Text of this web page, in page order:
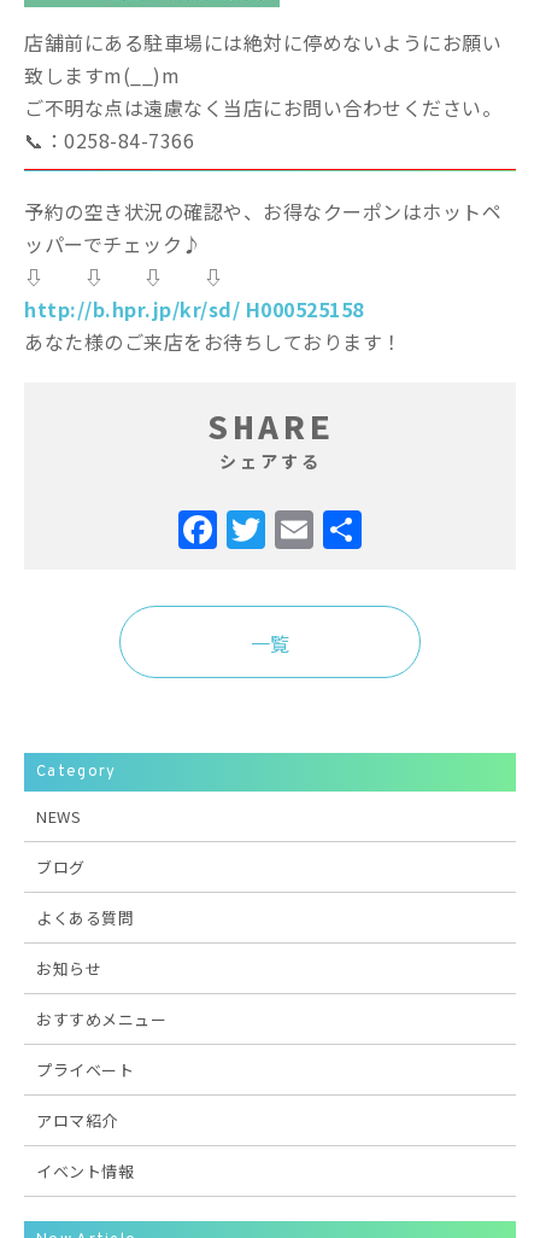
店舗前にある駐車場には絶対に停めないようにお願い
致しますm(__)m
ご不明な点は遠慮なく当店にお問い合わせください。
📞：0258-84-7366
予約の空き状況の確認や、お得なクーポンはホットペ
ッパーでチェック♪
⇩ ⇩ ⇩ ⇩
http://b.hpr.jp/kr/sd/ H000525158
あなた様のご来店をお待ちしております！
SHARE
シェアする
Facebook
Twitter
Email
一覧
Category
NEWS
ブログ
よくある質問
お知らせ
おすすめメニュー
プライベート
アロマ紹介
イベント情報